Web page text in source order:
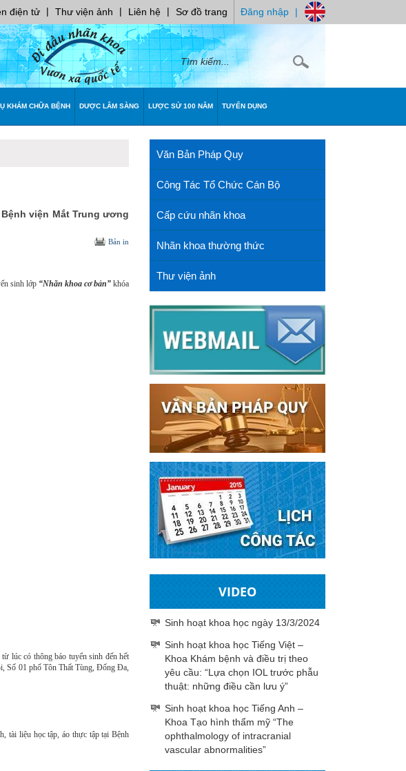
điện tử | Thư viện ảnh | Liên hệ | Sơ đồ trang Đăng nhập |
KHÁM CHỮA BỆNH DƯỢC LÂM SÀNG LƯỢC SỬ 100 NĂM TUYỂN DỤNG
viện Mắt Trung ương
Bản in
sinh lớp “Nhãn khoa cơ bản”khóa
lúc có thông báo tuyển sinh đến hết
Số 01 phố Tôn Thất Tùng, Đống Đa,
tài liệu học tập, áo thực tập tại Bệnh
Văn Bản Pháp Quy
Công Tác Tổ Chức Cán Bộ
Cấp cứu nhãn khoa
Nhãn khoa thường thức
Thư viện ảnh
VIDEO
Sinh hoạt khoa học ngày 13/3/2024
Sinh hoạt khoa học Tiếng Việt –
Khoa Khám bệnh và điều trị theo
yêu cầu: “Lựa chọn IOL trước phẫu
thuật: những điều cần lưu ý”
Sinh hoạt khoa học Tiếng Anh –
Khoa Tạo hình thẩm mỹ “The
ophthalmology of intracranial
vascular abnormalities”